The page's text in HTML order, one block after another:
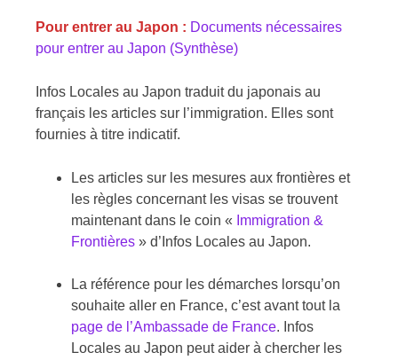
Pour entrer au Japon : Documents nécessaires
pour entrer au Japon (Synthèse)
Infos Locales au Japon traduit du japonais au
français les articles sur l’immigration. Elles sont
fournies à titre indicatif.
Les articles sur les mesures aux frontières et
les règles concernant les visas se trouvent
maintenant dans le coin « Immigration &
Frontières » d’Infos Locales au Japon.
La référence pour les démarches lorsqu’on
souhaite aller en France, c’est avant tout la
page de l’Ambassade de France. Infos
Locales au Japon peut aider à chercher les